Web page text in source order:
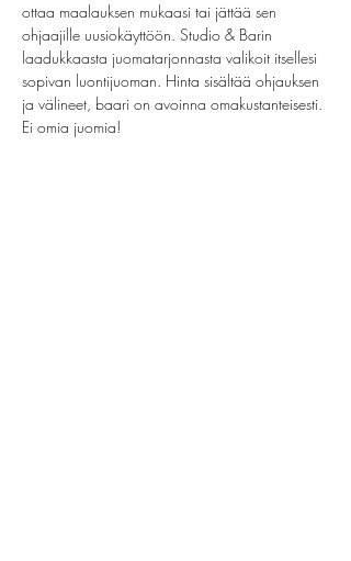
ottaa maalauksen mukaasi tai jättää sen
ohjaajille uusiokäyttöön. Studio & Barin
laadukkaasta juomatarjonnasta valikoit itsellesi
sopivan luontijuoman. Hinta sisältää ohjauksen
ja välineet, baari on avoinna omakustanteisesti.
Ei omia juomia!